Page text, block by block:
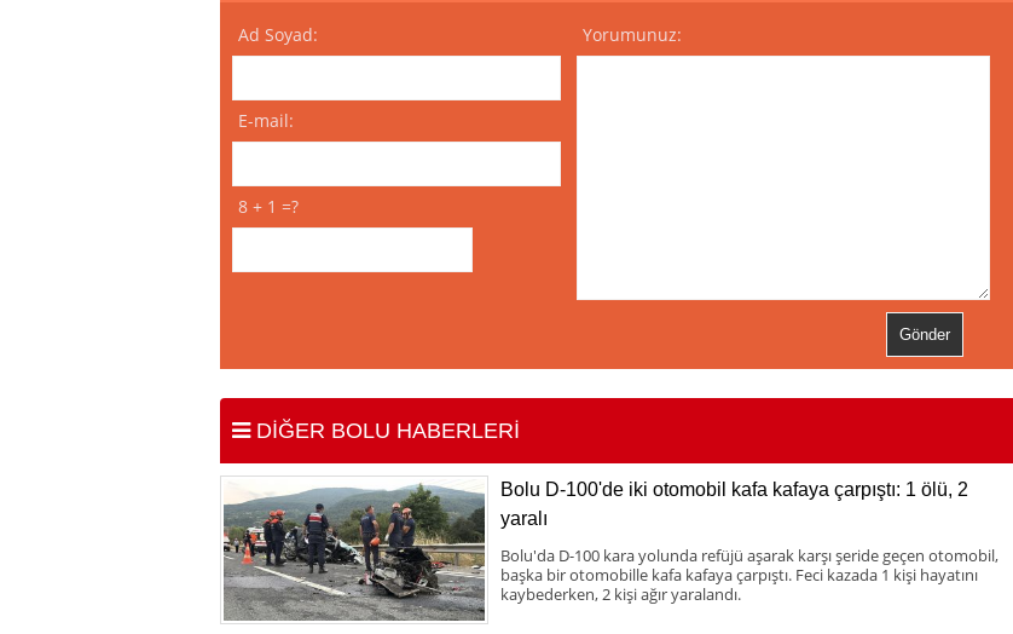
Ad Soyad:
E-mail:
8 + 1 =?
Yorumunuz:
DİĞER BOLU HABERLERİ
Bolu D-100'de iki otomobil kafa kafaya çarpıştı: 1 ölü, 2
yaralı
Bolu'da D-100 kara yolunda refüjü aşarak karşı şeride geçen otomobil,
başka bir otomobille kafa kafaya çarpıştı. Feci kazada 1 kişi hayatını
kaybederken, 2 kişi ağır yaralandı.